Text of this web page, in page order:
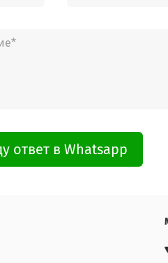
ответ в Whatsapp